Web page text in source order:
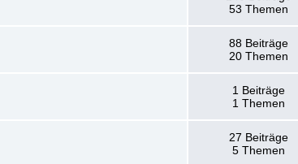
53 Themen
88 Beiträge
20 Themen
1 Beiträge
1 Themen
27 Beiträge
5 Themen